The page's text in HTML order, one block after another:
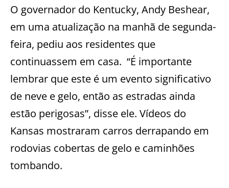
O governador do Kentucky, Andy Beshear,
em uma atualização na manhã de segunda-
feira, pediu aos residentes que
continuassem em casa. “É importante
lembrar que este é um evento significativo
de neve e gelo, então as estradas ainda
estão perigosas”, disse ele. Vídeos do
Kansas mostraram carros derrapando em
rodovias cobertas de gelo e caminhões
tombando.